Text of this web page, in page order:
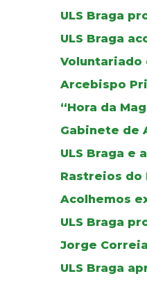
ULS Braga
ULS Braga
Voluntariado
Arcebispo
“Hora da
Gabinete de
ULS Braga e
Rastreios do
Acolhemos
ULS Braga
Jorge
ULS Braga